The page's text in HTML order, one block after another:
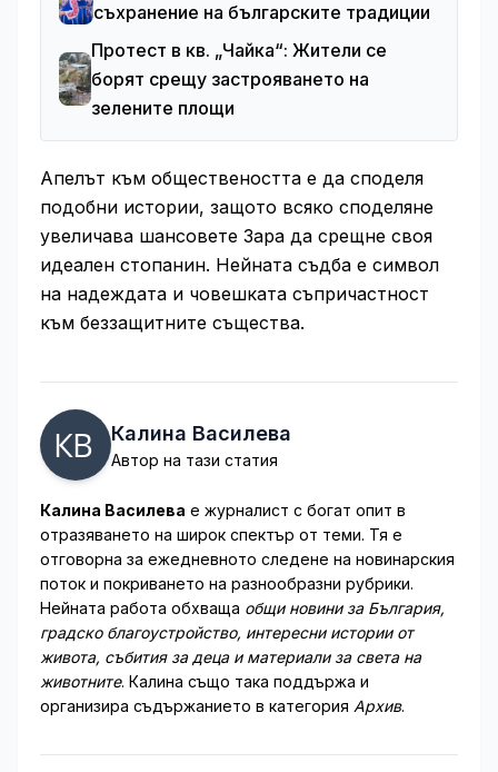
съхранение на българските традиции
Протест в кв. „Чайка“: Жители се
борят срещу застрояването на
зелените площи
Апелът към обществеността е да споделя
подобни истории, защото всяко споделяне
увеличава шансовете Зара да срещне своя
идеален стопанин. Нейната съдба е символ
на надеждата и човешката съпричастност
към беззащитните същества.
Калина Василева
Автор на тази статия
Калина Василева е журналист с богат опит в
отразяването на широк спектър от теми. Тя е
отговорна за ежедневното следене на новинарския
поток и покриването на разнообразни рубрики.
Нейната работа обхваща общи новини за България,
градско благоустройство, интересни истории от
живота, събития за деца и материали за света на
животните. Калина също така поддържа и
организира съдържанието в категория Архив.